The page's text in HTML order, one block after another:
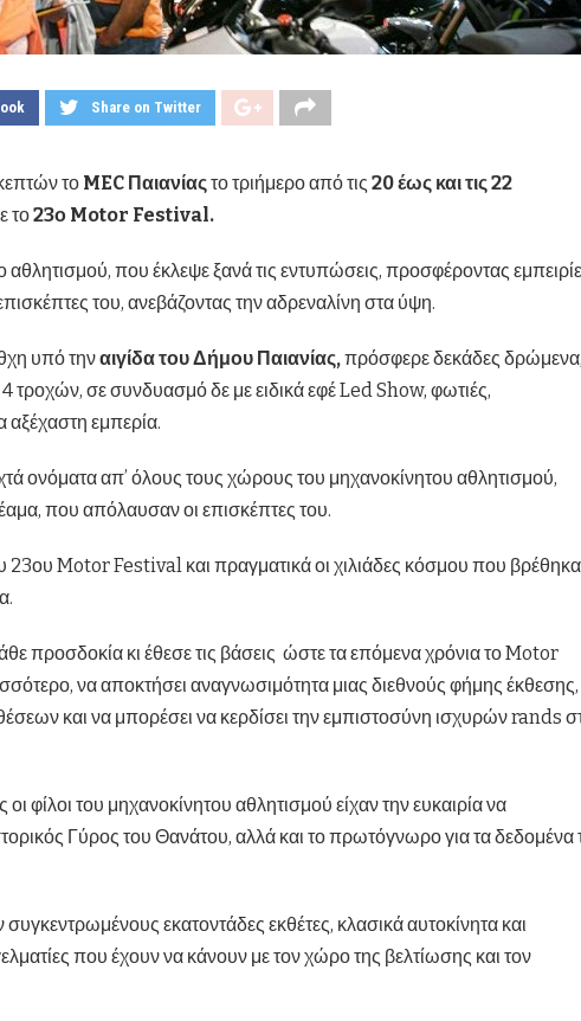
Share on Twitter
το MEC Παιανίαςτο τριήμερο από τις 20 έως και τις 22
το23ο Motor Festival.
αθλητισμού, που έκλεψε ξανά τις εντυπώσεις, προσφέροντας
του, ανεβάζοντας την αδρεναλίνη στα ύψη.
υπό τηναιγίδα του Δήμου Παιανίας,πρόσφερε δεκάδες δρώμενα,
σε συνδυασμό δε με ειδικά εφέ Led Show, φωτιές,
εμπερία.
ονόματα απ’ όλους τους χώρους του μηχανοκίνητου αθλητισμού,
που απόλαυσαν οι επισκέπτες του.
23ου Motor Festival και πραγματικά οι χιλιάδες κόσμου που
προσδοκία κι έθεσε τις βάσεις ώστε τα επόμενα χρόνια το Motor
να αποκτήσει αναγνωσιμότητα μιας διεθνούς φήμης
και να μπορέσει να κερδίσει την εμπιστοσύνη ισχυρών rands
οι φίλοι του μηχανοκίνητου αθλητισμού είχαν την ευκαιρία να
Γύρος του Θανάτου, αλλά και το πρωτόγνωρο για τα δεδομένα
εκατοντάδες εκθέτες, κλασικά αυτοκίνητα και
που έχουν να κάνουν με τον χώρο της βελτίωσης και τον